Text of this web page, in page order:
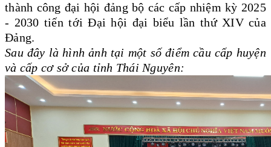
thành công đại hội đảng bộ các cấp nhiệm kỳ 2025
- 2030 tiến tới Đại hội đại biểu lần thứ XIV của
Đảng.
Sau đây là hình ảnh tại một số điểm cầu cấp huyện
và cấp cơ sở của tỉnh Thái Nguyên: